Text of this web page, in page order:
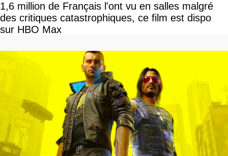
1,6 million de Français l'ont vu en salles malgré
des critiques catastrophiques, ce film est dispo
sur HBO Max